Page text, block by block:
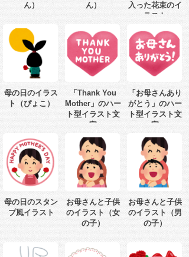
ん）
ん）
入った花束のイ
ラスト
母の日のイラス
ト（ぴょこ）
「Thank You
Mother」のハー
ト型イラスト文
字
「お母さんあり
がとう」のハー
ト型イラスト文
字
母の日のスタン
プ風イラスト
お母さんと子供
のイラスト（女
の子）
お母さんと子供
のイラスト（男
の子）